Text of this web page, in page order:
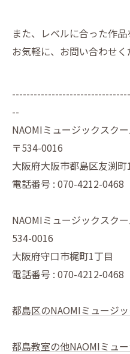
また、レベルに合った作
お気軽に、お問い合わせく
--
NAOMIミュージックスク
〒534-0016
大阪府大阪市都島区友渕町
電話番号 : 070-4212-0468
NAOMIミュージックスク
534-0016
大阪府守口市梶町1丁目
電話番号 : 070-4212-0468
都島区のNAOMIミュージ
都島教室の他NAOMIミュ